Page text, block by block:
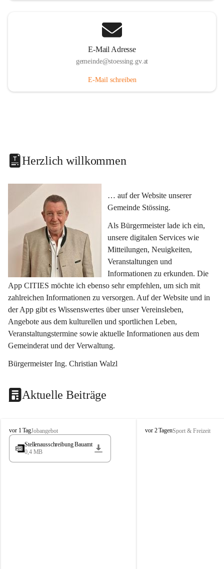
E-Mail Adresse
gemeinde@stoessing.gv.at
E-Mail schreiben
Herzlich willkommen
… auf der Website unserer
Gemeinde Stössing.
Als Bürgermeister lade ich ein,
unsere digitalen Services wie
Mitteilungen, Neuigkeiten,
Veranstaltungen und
Informationen zu erkunden. Die
App CITIES möchte ich ebenso sehr empfehlen, um sich mit
zahlreichen Informationen zu versorgen. Auf der Website und in
der App gibt es Wissenswertes über unser Vereinsleben,
Angebote aus dem kulturellen und sportlichen Leben,
Veranstaltungstermine sowie aktuelle Informationen aus dem
Gemeinderat und der Verwaltung.
Bürgermeister Ing. Christian Walzl
Aktuelle Beiträge
S
t
s
vor 1 TagJobangebot
Stellenausschreibung Bauamt
0,4 MB
S
vor 2 TagenSport & Freizeit